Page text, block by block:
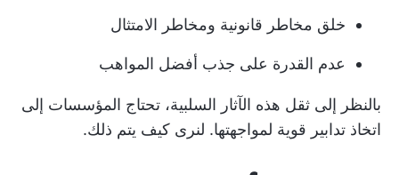
خلق مخاطر قانونية ومخاطر الامتثال
عدم القدرة على جذب أفضل المواهب
بالنظر إلى ثقل هذه الآثار السلبية، تحتاج المؤسسات إلى
اتخاذ تدابير قوية لمواجهتها. لنرى كيف يتم ذلك.